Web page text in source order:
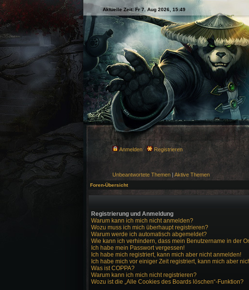
Aktuelle Zeit: Fr 7. Aug 2026, 15:49
Anmelden Registrieren
Unbeantwortete Themen | Aktive Themen
Foren-Übersicht
Registrierung und Anmeldung
Warum kann ich mich nicht anmelden?
Wozu muss ich mich überhaupt registrieren?
Warum werde ich automatisch abgemeldet?
Wie kann ich verhindern, dass mein Benutzername in der
Ich habe mein Passwort vergessen!
Ich habe mich registriert, kann mich aber nicht anmelden!
Ich habe mich vor einiger Zeit registriert, kann mich aber
Was ist COPPA?
Warum kann ich mich nicht registrieren?
Wozu ist die „Alle Cookies des Boards löschen“-Funktion?